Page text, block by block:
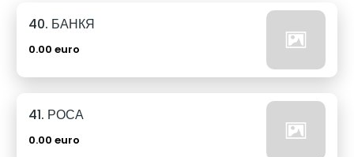
40. БАНКЯ
0.00 euro
41. РОСА
0.00 euro